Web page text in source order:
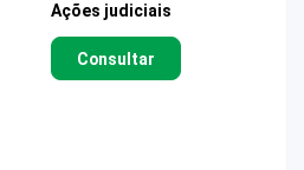
Ações judiciais
Consultar